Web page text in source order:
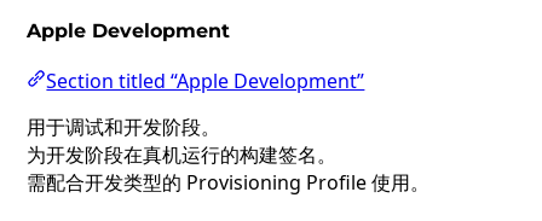
Apple Development
Section titled “Apple Development”
用于调试和开发阶段。
为开发阶段在真机运行的构建签名。
需配合开发类型的 Provisioning Profile 使用。